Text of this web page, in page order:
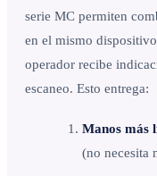
serie MC permiten
en el mismo
operador recibe
escaneo. Esto entrega:
Manos más
(no necesita